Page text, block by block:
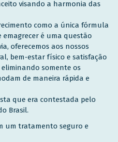
visando a harmonia das
como a única fórmula
é uma questão
oferecemos aos nossos
bem-estar físico e satisfação
somente os
de maneira rápida e
que era contestada pelo
Brasil.
um tratamento seguro e